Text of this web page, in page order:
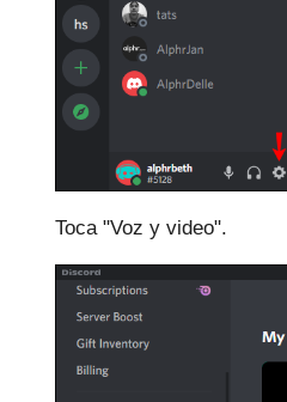
Toca "Voz y video".